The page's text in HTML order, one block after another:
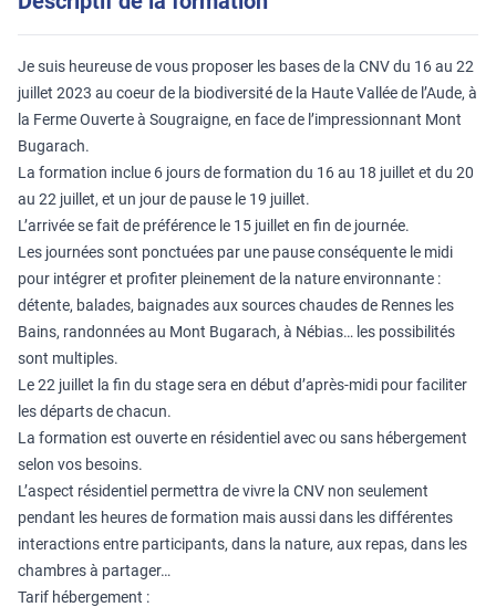
Je suis heureuse de vous proposer les bases de la CNV du 16 au 22
juillet 2023 au coeur de la biodiversité de la Haute Vallée de l’Aude, à
la Ferme Ouverteà Sougraigne, en face de l’impressionnant Mont
Bugarach.
La formation inclue 6 jours de formation du 16 au 18 juillet et du 20
au 22 juillet, et un jour de pause le 19 juillet.
L’arrivée se fait de préférence le 15 juillet en fin de journée.
Les journées sont ponctuées par une pause conséquente le midi
pour intégrer et profiter pleinement de la nature environnante :
détente, balades, baignades aux sources chaudes de Rennes les
Bains, randonnées au Mont Bugarach, à Nébias… les possibilités
sont multiples.
Le 22 juillet la fin du stage sera en début d’après-midi pour faciliter
les départs de chacun.
La formation est ouverte en résidentiel avec ou sans hébergement
selon vos besoins.
L’aspect résidentiel permettra de vivre la CNV non seulement
pendant les heures de formation mais aussi dans les différentes
interactions entre participants, dans la nature, aux repas, dans les
chambres à partager…
Tarif hébergement :